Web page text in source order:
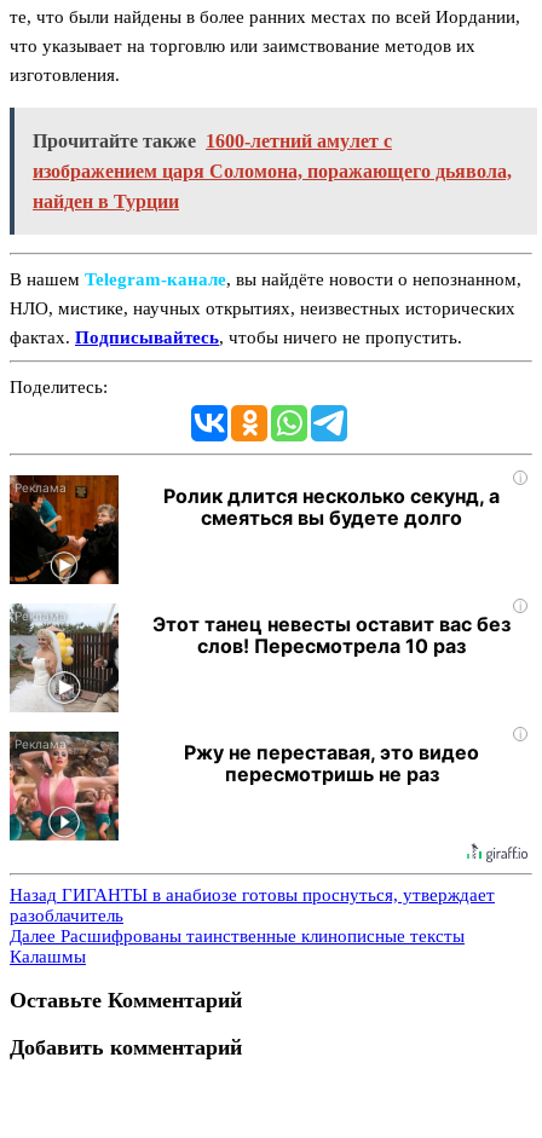
те, что были найдены в более ранних местах по всей Иордании,
что указывает на торговлю или заимствование методов их
изготовления.
Прочитайте также 1600-летний амулет с
изображением царя Соломона, поражающего дьявола,
найден в Турции
В нашем Telegram‑канале, вы найдёте новости о непознанном,
НЛО, мистике, научных открытиях, неизвестных исторических
фактах. Подписывайтесь, чтобы ничего не пропустить.
Поделитесь:
i
Ролик длится несколько секунд, а
смеяться вы будете долго
i
Этот танец невесты оставит вас без
слов! Пересмотрела 10 раз
i
Ржу не переставая, это видео
пересмотришь не раз
Назад ГИГАНТЫ в анабиозе готовы проснуться, утверждает
разоблачитель
Далее Расшифрованы таинственные клинописные тексты
Калашмы
Оставьте Комментарий
Добавить комментарий